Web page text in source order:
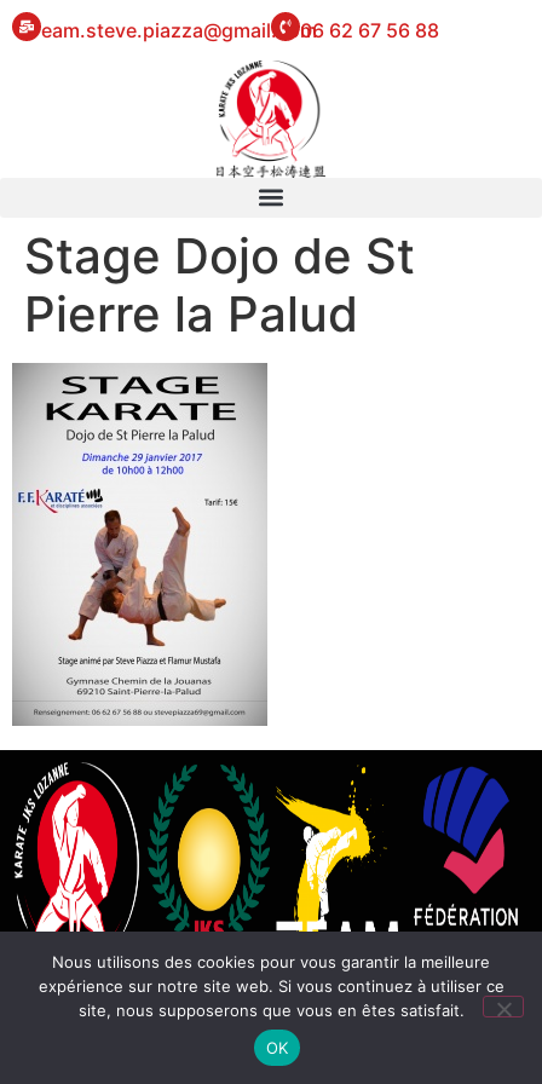
eam.steve.piazza@gmail.com06 62 67 56 88
Stage Dojo de St
Pierre la Palud
Nous utilisons des cookies pour vous garantir la meilleure
expérience sur notre site web. Si vous continuez à utiliser ce
site, nous supposerons que vous en êtes satisfait.
OK